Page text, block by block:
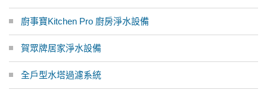
廚事寶Kitchen Pro 廚房淨水設備
賀眾牌居家淨水設備
全戶型水塔過濾系統